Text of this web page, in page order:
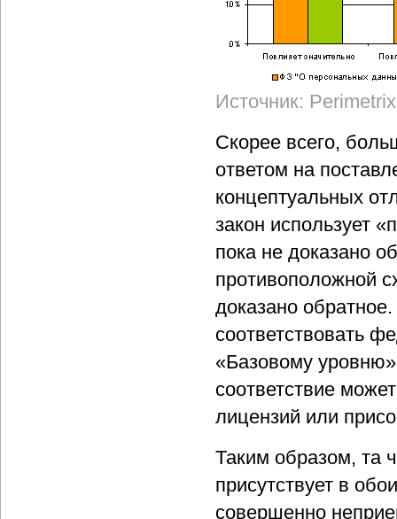
Источник:
Скорее всего,
ответом на
концептуальных
закон использует
пока не доказано
противоположной
доказано
соответствовать
«Базовому
соответствие
лицензий или
Таким образом, та
присутствует в
совершенно